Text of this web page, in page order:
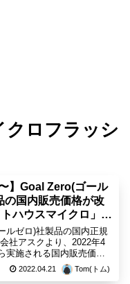
クロフラッシ
】Goal Zero(ゴール
の国内販売価格が改
ハウスマイクロ」な
ルゼロ)社製品の国内正規
社アスクより、2022年4
実施される国内販売価格
ありました。一部の商品が
ります。【価格改定日程】
2022.04.21 Tom(トム)